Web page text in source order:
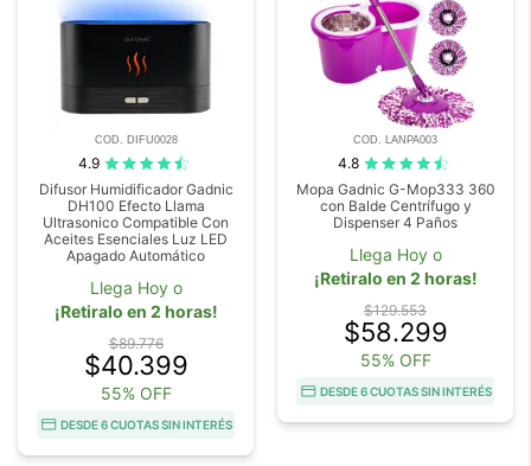
COD. DIFU0028
4.9
Difusor Humidificador Gadnic
DH100 Efecto Llama
Ultrasonico Compatible Con
Aceites Esenciales Luz LED
Apagado Automático
Llega Hoy o
¡Retiralo en 2 horas!
$89.776
$40.399
55% OFF
DESDE 6 CUOTAS SIN INTERÉS
COD. LANPA003
4.8
Mopa Gadnic G-Mop333 360
con Balde Centrífugo y
Dispenser 4 Paños
Llega Hoy o
¡Retiralo en 2 horas!
$129.553
$58.299
55% OFF
DESDE 6 CUOTAS SIN INTERÉS